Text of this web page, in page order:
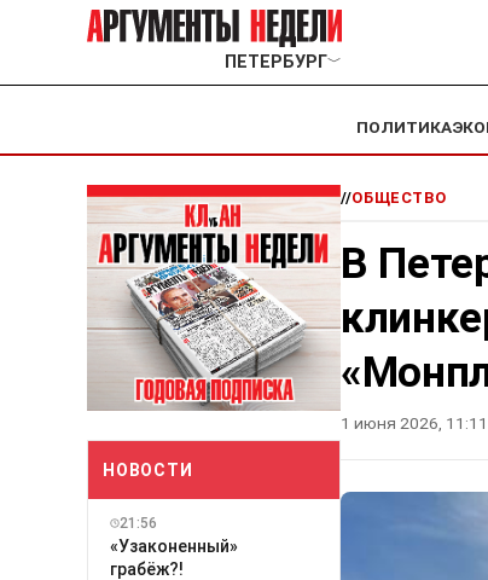
ПЕТЕРБУРГ﹀
ПОЛИТИКА
НОВОСТИ
21:56
«Узаконенный»
грабёж?!
//ОБЩЕСТВО
В
1 июня 2026, 11:11